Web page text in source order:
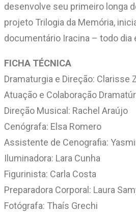
desenvolve seu primeiro longa
projeto Trilogia da Memória,
documentário Iracina – todo dia
FICHA TÉCNICA
Dramaturgia e Direção: Clarisse
Atuação e Colaboração
Direção Musical: Rachel Araújo
Cenógrafa: Elsa Romero
Assistente de Cenografia:
Iluminadora: Lara Cunha
Figurinista: Carla Costa
Preparadora Corporal: Laura
Fotógrafa: Thaís Grechi